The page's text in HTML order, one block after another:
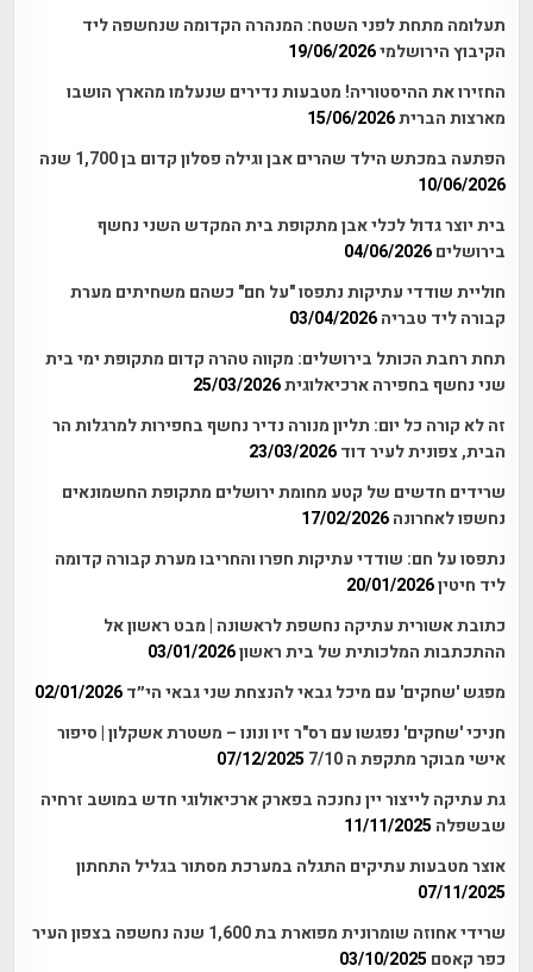
תעלומה מתחת לפני השטח: המנהרה הקדומה שנחשפה ליד
הקיבוץ הירושלמי19/06/2026
החזירו את ההיסטוריה! מטבעות נדירים שנעלמו מהארץ הושבו
מארצות הברית15/06/2026
הפתעה במכתש הילד שהרים אבן וגילה פסלון קדום בן 1,700 שנה
10/06/2026
בית יוצר גדול לכלי אבן מתקופת בית המקדש השני נחשף
בירושלים 04/06/2026
חוליית שודדי עתיקות נתפסו "על חם" כשהם משחיתים מערת
קבורה ליד טבריה 03/04/2026
תחת רחבת הכותל בירושלים: מקווה טהרה קדום מתקופת ימי בית
שני נחשף בחפירה ארכיאלוגית25/03/2026
זה לא קורה כל יום: תליון מנורה נדיר נחשף בחפירות למרגלות הר
הבית, צפונית לעיר דוד 23/03/2026
שרידים חדשים של קטע מחומת ירושלים מתקופת החשמונאים
נחשפו לאחרונה 17/02/2026
נתפסו על חם: שודדי עתיקות חפרו והחריבו מערת קבורה קדומה
ליד חיטין20/01/2026
כתובת אשורית עתיקה נחשפת לראשונה | מבט ראשון אל
ההתכתבות המלכותית של בית ראשון03/01/2026
מפגש 'שחקים' עם מיכל גבאי להנצחת שני גבאי הי״ד 02/01/2026
חניכי 'שחקים' נפגשו עם רס"ר זיו ונונו – משטרת אשקלון | סיפור
אישי מבוקר מתקפת ה 7/10
07/12/2025
גת עתיקה לייצור יין נחנכה בפארק ארכיאולוגי חדש במושב זרחיה
שבשפלה 11/11/2025
אוצר מטבעות עתיקים התגלה במערכת מסתור בגליל התחתון
07/11/2025
שרידי אחוזה שומרונית מפוארת בת 1,600 שנה נחשפה בצפון העיר
כפר קאסם 03/10/2025